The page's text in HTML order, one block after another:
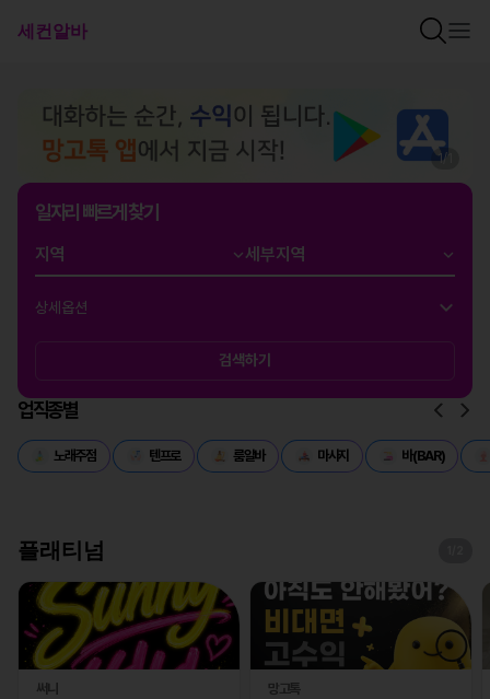
1/
일자리 빠르게 찾기
상세옵션
검색하기
업직종별
노래주점 텐프로 룸알바 마사지 바(BAR)
플래티넘
써니 망고톡